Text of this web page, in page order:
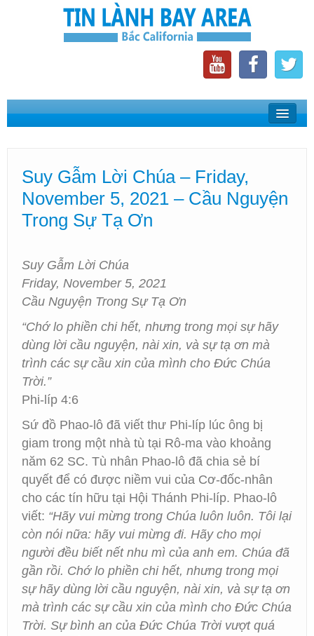
Home
Phát Thanh Tin Lành Bay Area
Các Hội Thánh Bắc California
Suy Gẫm Lời Chúa – Friday,
November 5, 2021 – Cầu Nguyện
Trong Sự Tạ Ơn
Suy Gẫm Lời Chúa
Friday, November 5, 2021
Cầu Nguyện Trong Sự Tạ Ơn
“Chớ lo phiền chi hết, nhưng trong mọi sự hãy
dùng lời cầu nguyện, nài xin, và sự tạ ơn mà
trình các sự cầu xin của mình cho Đức Chúa
Trời.”
Phi-líp 4:6
Sứ đồ Phao-lô đã viết thư Phi-líp lúc ông bị
giam trong một nhà tù tại Rô-ma vào khoảng
năm 62 SC. Tù nhân Phao-lô đã chia sẻ bí
quyết để có được niềm vui của Cơ-đốc-nhân
cho các tín hữu tại Hội Thánh Phi-líp. Phao-lô
viết: “Hãy vui mừng trong Chúa luôn luôn. Tôi lại
còn nói nữa: hãy vui mừng đi. Hãy cho mọi
người đều biết nết nhu mì của anh em. Chúa đã
gần rồi. Chớ lo phiền chi hết, nhưng trong mọi
sự hãy dùng lời cầu nguyện, nài xin, và sự tạ ơn
mà trình các sự cầu xin của mình cho Đức Chúa
Trời. Sự bình an của Đức Chúa Trời vượt quá